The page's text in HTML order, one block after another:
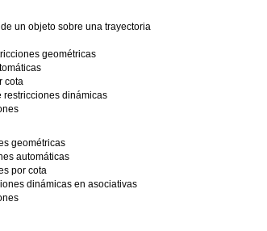
un objeto sobre una trayectoria
geométricas
cota
restricciones dinámicas
geométricas
automáticas
por cota
dinámicas en asociativas